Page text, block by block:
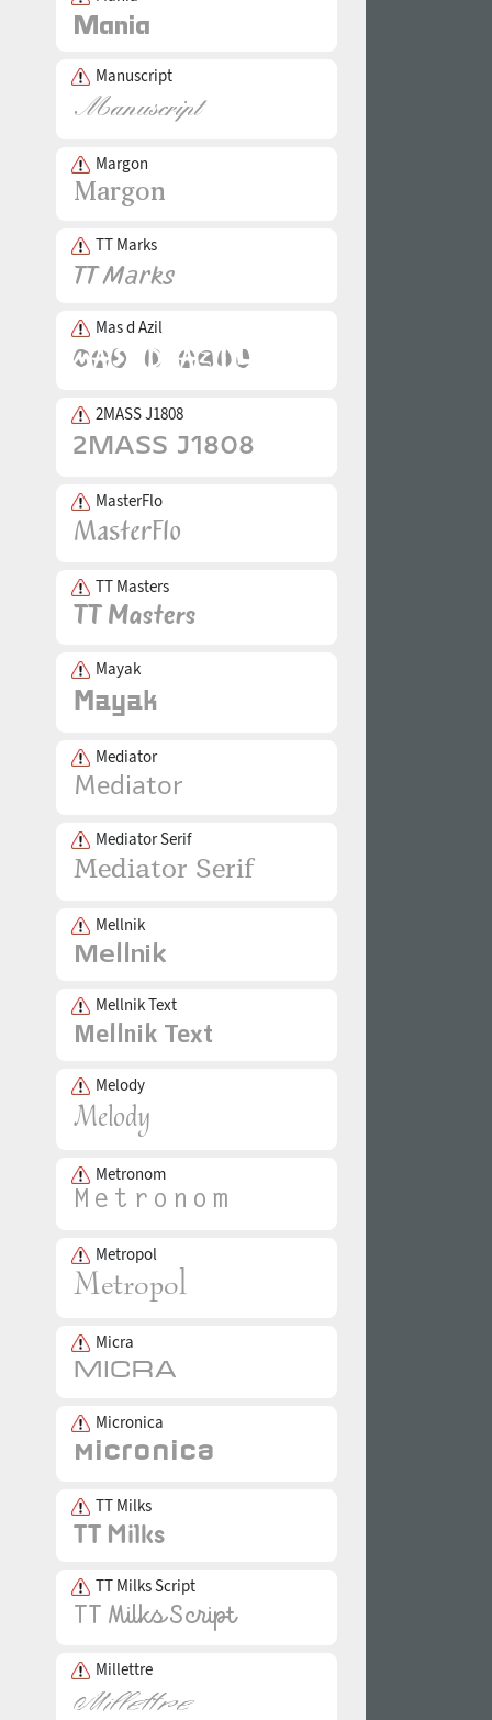
Manuscript
Margon
TT Marks
Mas d Azil
2MASS J1808
MasterFlo
TT Masters
Mayak
Mediator
Mediator Serif
Mellnik
Mellnik Text
Melody
Metronom
Metropol
Micra
Micronica
TT Milks
TT Milks Script
Millettre